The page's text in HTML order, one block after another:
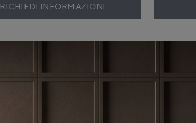
RICHIEDI INFORMAZIONI